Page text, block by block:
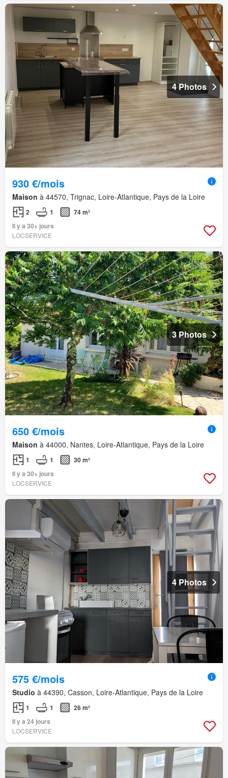
4 Photos
930 €/mois
Maison à 44570, Trignac, Loire-Atlantique, Pays de la Loire
2 1
74 m²
Il y a 30+ jours
LOCSERVICE
3 Photos
650 €/mois
Maison à 44000, Nantes, Loire-Atlantique, Pays de la Loire
1 1
30 m²
Il y a 30+ jours
LOCSERVICE
4 Photos
575 €/mois
Studio à 44390, Casson, Loire-Atlantique, Pays de la Loire
1 1
26 m²
Il y a 24 jours
LOCSERVICE